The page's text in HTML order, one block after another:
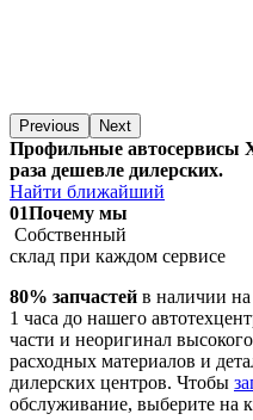
Previous Next
Профильные автосервисы
раза дешевле дилерских.
Найти ближайший
01Почему мы
Собственный
склад при каждом сервисе
80% запчастей в наличии на
1 часа до нашего
части и неоригинал
расходных материалов и
дилерских центров. Чтобы
обслуживание, выберите на